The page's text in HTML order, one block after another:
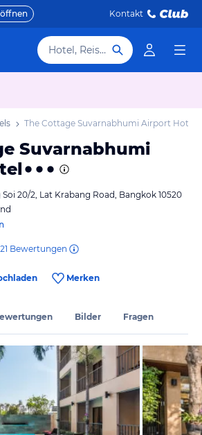
Kontakt
Hotel, Reiseziel
The Cottage Suvarnabhumi Airport Hotel
Suvarnabhumi
20/2, Lat Krabang Road, Bangkok 10520
Bewertungen
Merken
Bilder Fragen